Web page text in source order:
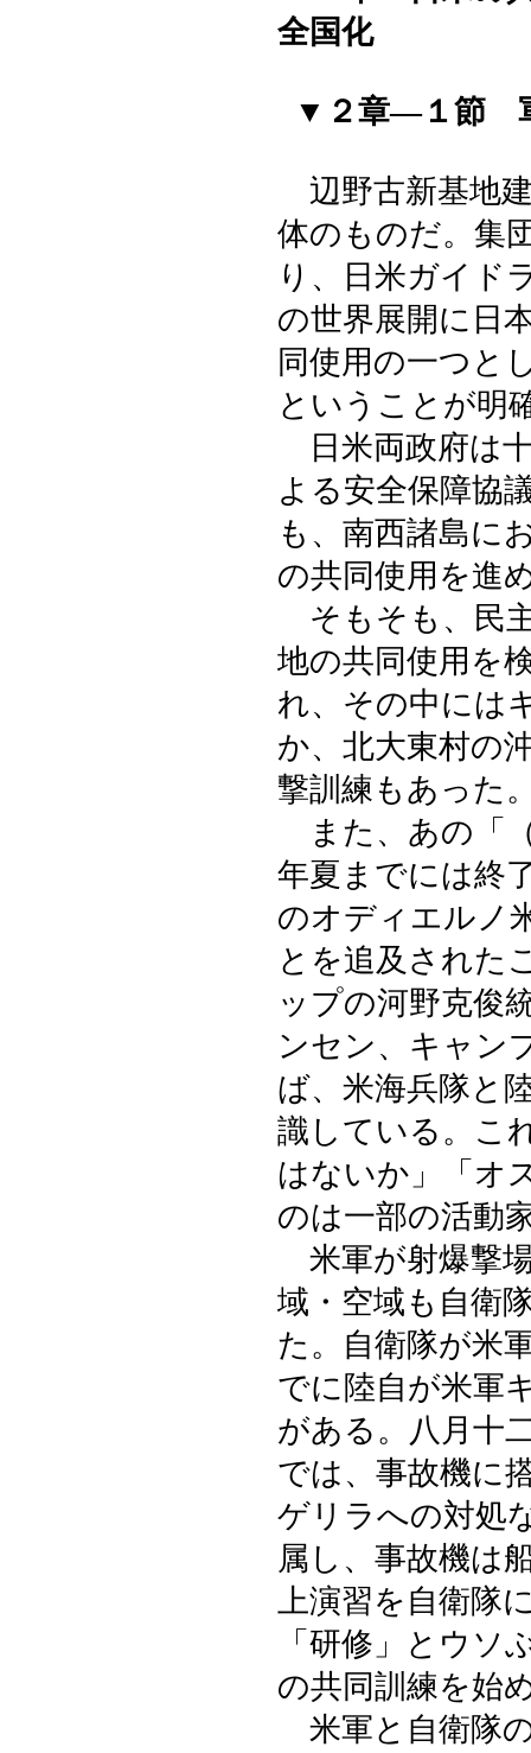
全国化
▼２章―１節 軍
辺野古新基地
体のものだ。集
り、日米ガイド
の世界展開に日
同使用の一つと
ということが明
日米両政府は
よる安全保障協
も、南西諸島に
の共同使用を進
そもそも、民
地の共同使用を
れ、その中には
か、北大東村の
撃訓練もあった
また、あの「
年夏までには終
のオディエルノ
とを追及された
ップの河野克俊
ンセン、キャン
ば、米海兵隊と
識している。こ
はないか」「オ
のは一部の活動
米軍が射爆撃
域・空域も自衛
た。自衛隊が米
でに陸自が米軍
がある。八月十
では、事故機に
ゲリラへの対処
属し、事故機は
上演習を自衛隊
「研修」とウソ
の共同訓練を始
米軍と自衛隊